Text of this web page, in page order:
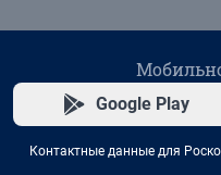
Google Play
Контактные данные для